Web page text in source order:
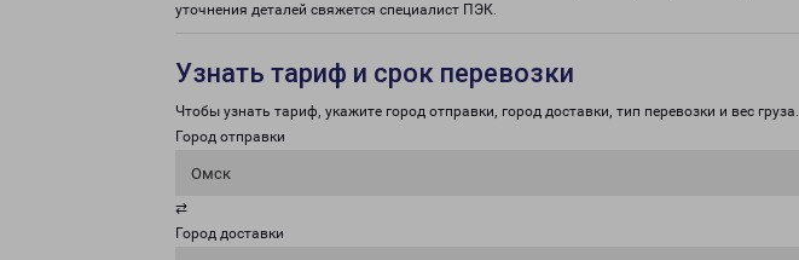
уточнения деталей свяжется специалист ПЭК.
Узнать тариф и срок перевозки
Чтобы узнать тариф, укажите город отправки, город доставки, тип перевозки и вес груза.
Город отправки
Омск
⇄
Город доставки